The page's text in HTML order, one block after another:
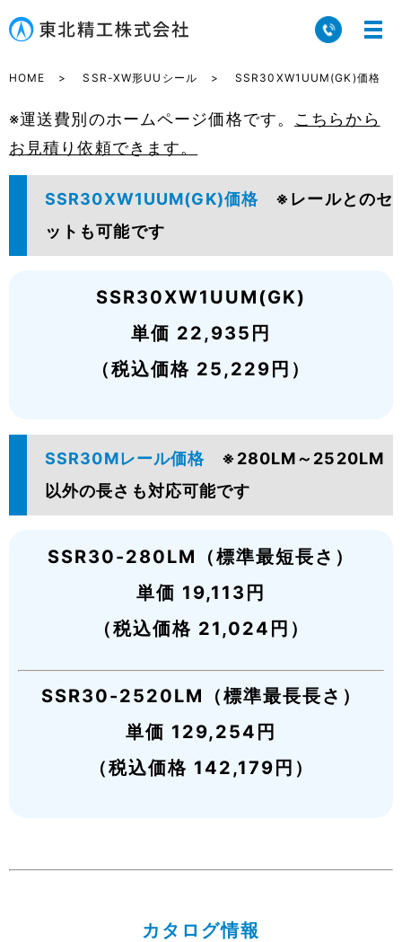
HOME SSR-XW形UUシール SSR30XW1UUM(GK)価格
※運送費別のホームページ価格です。 こちらから
お見積り依頼できます。
SSR30XW1UUM(GK)価格 ※レールとのセ
ットも可能です
SSR30XW1UUM(GK)
単価 22,935円
（税込価格 25,229円）
SSR30Mレール価格 ※280LM～2520LM
以外の長さも対応可能です
SSR30-280LM（標準最短長さ）
単価 19,113円
（税込価格 21,024円）
SSR30-2520LM（標準最長長さ）
単価 129,254円
（税込価格 142,179円）
カタログ情報